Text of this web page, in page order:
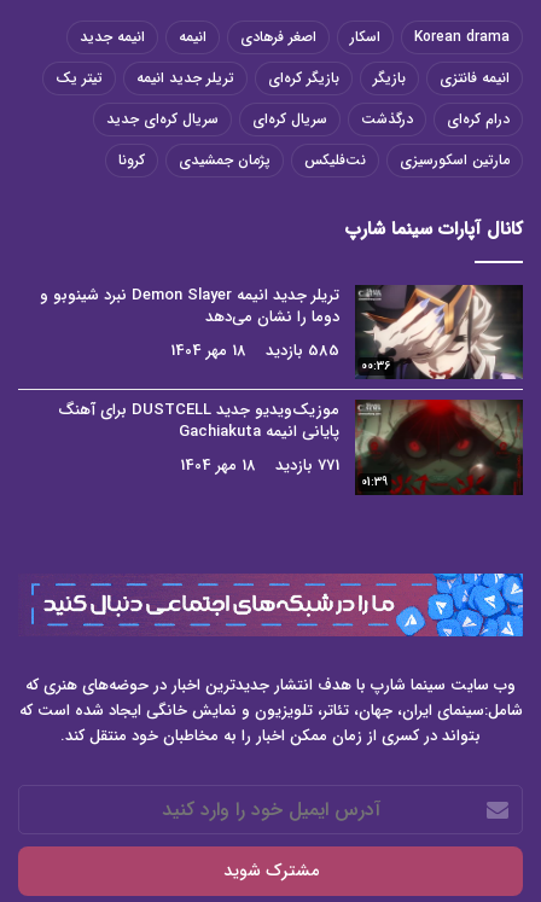
Korean drama اسکار اصغر فرهادی انیمه
انیمه جدید
انیمه فانتزی
بازیگر بازیگر کره‌ای تریلر جدید انیمه
تیتر یک
درام کره‌ای
درگذشت سریال کره‌ای
سریال کره‌ای جدید
مارتین اسکورسیزی
نت‌فلیکس پژمان جمشیدی کرونا
کانال آپارات سینما شارپ
00:36
تریلر جدید انیمه Demon Slayer نبرد شینوبو و
دوما را نشان می‌دهد
585 بازدید
18 مهر 1404
01:39
موزیک‌ویدیو جدید DUSTCELL برای آهنگ
پایانی انیمه Gachiakuta
771 بازدید
18 مهر 1404
وب سایت سینما شارپ با هدف انتشار جدیدترین اخبار در حوضه‌های هنری که
شامل:سینمای ایران، جهان، تئاتر، تلویزیون و نمایش خانگی ایجاد شده است که
بتواند در کسری از زمان ممکن اخبار را به مخاطبان خود منتقل کند.
آدرس
ایمیل
خود